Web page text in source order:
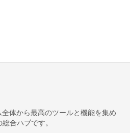
体から最高のツールと機能を集め
合ハブです。